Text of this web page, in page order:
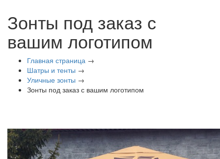
Зонты под заказ с
вашим логотипом
Главная страница →
Шатры и тенты →
Уличные зонты →
Зонты под заказ с вашим логотипом